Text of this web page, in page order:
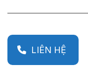
LIÊN HỆ